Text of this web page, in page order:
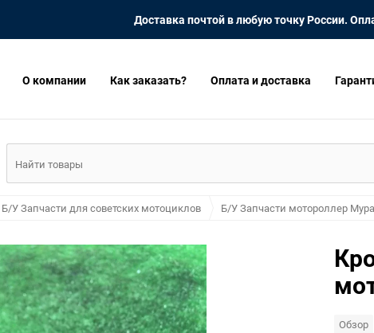
Доставка почтой в любую точку России.
О компании Как заказать? Оплата и доставка
Б/У Запчасти для советских мотоциклов Б/У Запчасти мотороллер
Обзор